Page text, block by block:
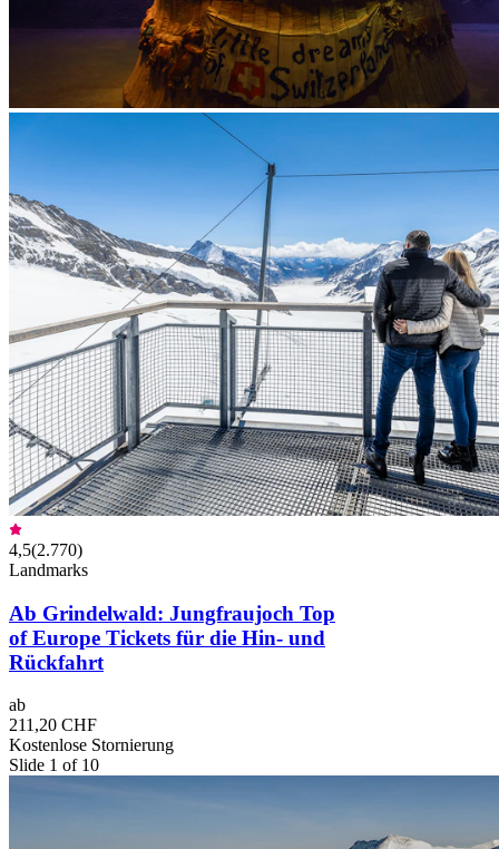
4,5(2.770)
Landmarks
Ab Grindelwald: Jungfraujoch Top
of Europe Tickets für die Hin- und
Rückfahrt
ab
211,20 CHF
Kostenlose Stornierung
Slide 1 of 10